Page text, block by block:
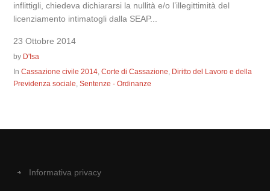
inflittigli, chiedeva dichiararsi la nullità e/o l’illegittimità del
licenziamento intimatogli dalla SEAP...
23 Ottobre 2014
by D'Isa
InCassazione civile 2014,Corte di Cassazione, Diritto del Lavoro e della
Previdenza sociale,Sentenze - Ordinanze
Informativa privacy